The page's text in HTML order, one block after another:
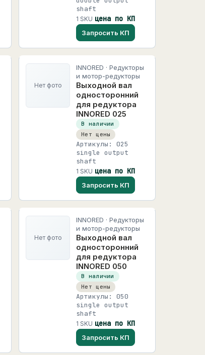
shaft
1 SKU цена по КП
Запросить КП
Нет фото
INNORED · Редукторы
и мотор-редукторы
Выходной вал
односторонний
для редуктора
INNORED 025
В наличии
Нет цены
Артикулы: 025
single output
shaft
1 SKU цена по КП
Запросить КП
Нет фото
INNORED · Редукторы
и мотор-редукторы
Выходной вал
односторонний
для редуктора
INNORED 050
В наличии
Нет цены
Артикулы: 050
single output
shaft
1 SKU цена по КП
Запросить КП